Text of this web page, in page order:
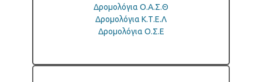
Δρομολόγια Ο.Α.Σ.Θ
Δρομολόγια Κ.Τ.Ε.Λ
Δρομολόγια Ο.Σ.Ε